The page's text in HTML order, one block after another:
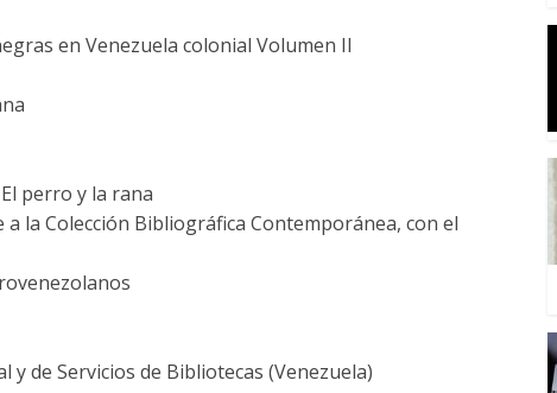
en Venezuela colonial Volumen II
perro y la rana
la Colección Bibliográfica Contemporánea, con el
de Servicios de Bibliotecas (Venezuela)